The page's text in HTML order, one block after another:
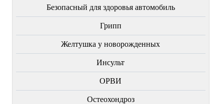
Безопасный для здоровья автомобиль
Грипп
Желтушка у новорожденных
Инсульт
ОРВИ
Остеохондроз